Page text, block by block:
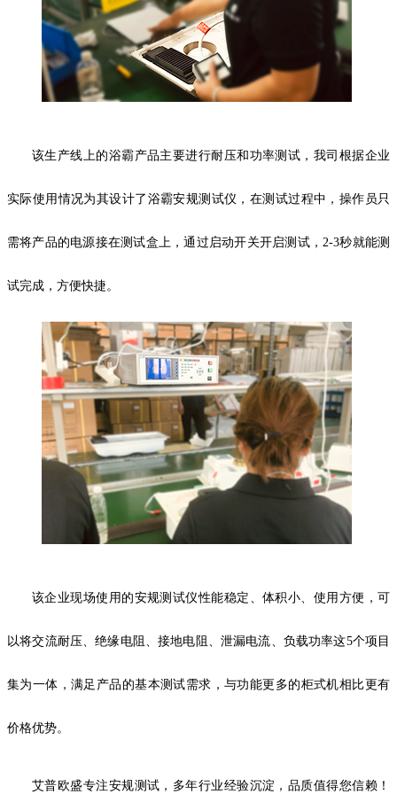
该生产线上的浴霸产品主要进行耐压和功率测试，我司根据企业
实际使用情况为其设计了浴霸安规测试仪，在测试过程中，操作员只
需将产品的电源接在测试盒上，通过启动开关开启测试， 2-3秒就能测
试完成，方便快捷。
该企业现场使用的安规测试仪性能稳定、体积小、使用方便，可
以将交流耐压、绝缘电阻、接地电阻、泄漏电流、负载功率这5个项目
集为一体，满足产品的基本测试需求，与功能更多的柜式机相比更有
价格优势。
艾普欧盛专注安规测试，多年行业经验沉淀，品质值得您信赖！